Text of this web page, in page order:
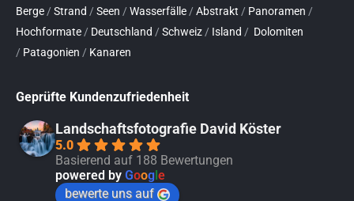
Berge/ Strand / Seen / Wasserfälle/ Abstrakt / Panoramen /
Hochformate/ Deutschland / Schweiz/ Island / Dolomiten
/ Patagonien / Kanaren
Geprüfte Kundenzufriedenheit
Landschaftsfotografie David Köster
5.0
Basierend auf 188 Bewertungen
powered by Goog e
bewerte uns auf